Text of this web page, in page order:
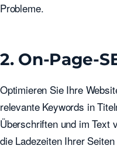
Probleme.
2. On-Page-
Optimieren Sie Ihre
relevante Keywords in
Überschriften und im Text
die Ladezeiten Ihrer